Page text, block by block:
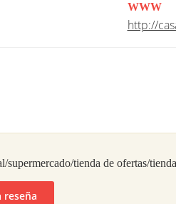
WWW
http://
supermercado/tienda de ofertas/
reseña